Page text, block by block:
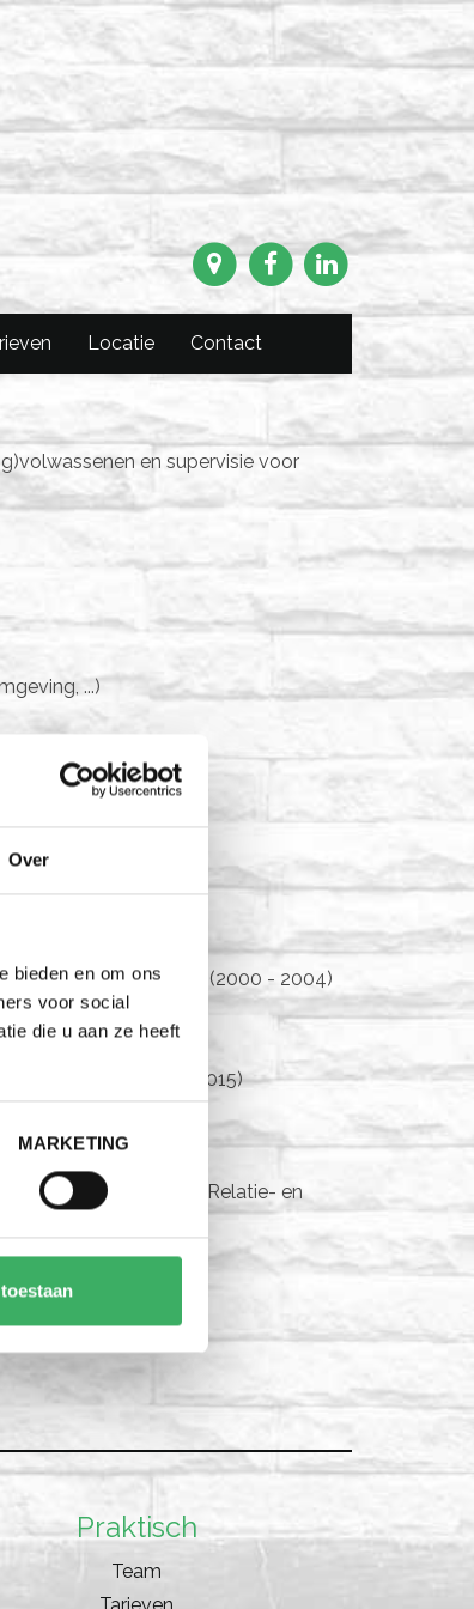
Over
bieden en om ons
voor social
die u aan ze heeft
MARKETING
Locatie Contact
en supervisie voor
...)
die ik genoten heb :
therapie) (Kern vzw) (2000 - 2004)
vzw) (2006 - 2008)
vzw) (2011)
(FMS) (2015)
(2022-2023)
Vereniging voor Relatie- en
Praktisch
Team